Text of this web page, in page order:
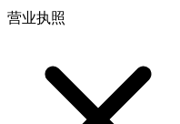
营业执照